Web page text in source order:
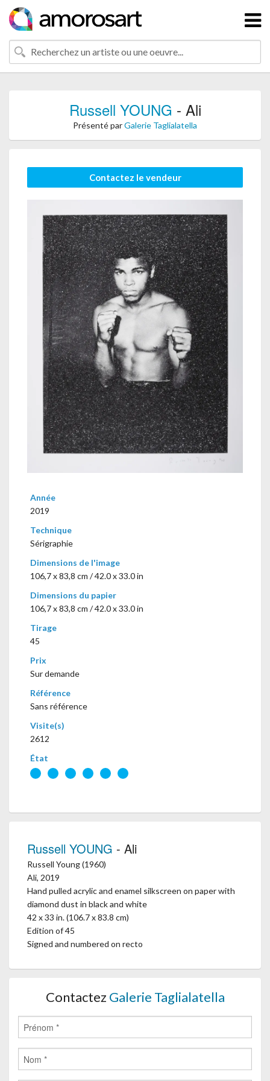
Russell YOUNG - Ali
Présenté parGalerie Taglialatella
Contactez le vendeur
Année
2019
Technique
Sérigraphie
Dimensions de l'image
106,7 x 83,8 cm / 42.0 x 33.0 in
Dimensions du papier
106,7 x 83,8 cm / 42.0 x 33.0 in
Tirage
45
Prix
Sur demande
Référence
Sans référence
Visite(s)
2612
État
Russell YOUNG - Ali
Russell Young (1960)
Ali, 2019
Hand pulled acrylic and enamel silkscreen on paper with
diamond dust in black and white
42 x 33 in. (106.7 x 83.8 cm)
Edition of 45
Signed and numbered on recto
Contactez Galerie Taglialatella